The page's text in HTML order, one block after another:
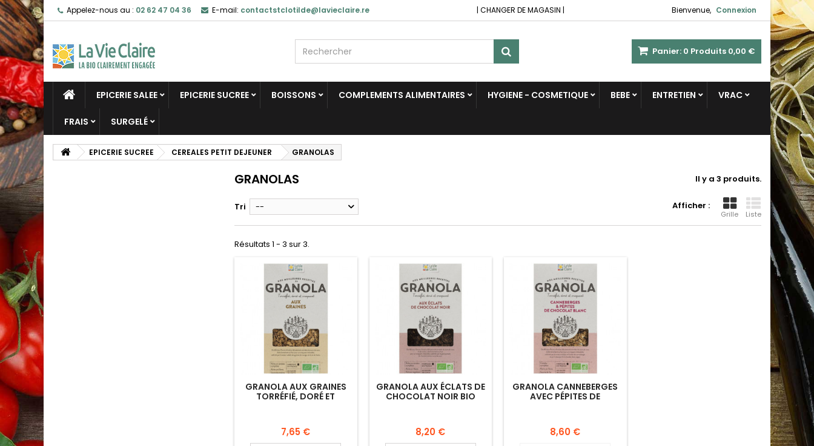
Bienvenue, Connexion
Appelez-nous au : 02 62 47 04 36 E-mail: contactstclotilde@lavieclaire.re | CHANGER DE MAGASIN |
Panier: 0 Produits 0,00 €
EPICERIE SALEE EPICERIE SUCREE BOISSONS COMPLEMENTS ALIMENTAIRES HYGIENE - COSMETIQUE BEBE ENTRETIEN VRAC
FRAIS SURGELÉ
EPICERIE SUCREE CEREALES PETIT DEJEUNER GRANOLAS
GRANOLAS Il y a 3 produits.
Afficher :
Grille Liste
Tri --
Résultats 1 - 3 sur 3.
GRANOLA AUX GRAINES
TORRÉFIÉ, DORÉ ET
7,65 €
GRANOLA AUX ÉCLATS DE
CHOCOLAT NOIR BIO
8,20 €
GRANOLA CANNEBERGES
AVEC PÉPITES DE
8,60 €